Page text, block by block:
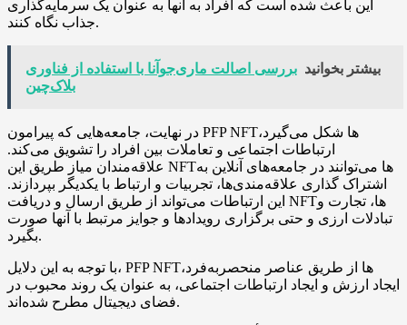
این باعث شده است که افراد به آنها به عنوان یک سرمایه‌گذاری
جذاب نگاه کنند.
بیشتر بخوانید بررسی اصالت ماری‌جوآنا با استفاده از فناوری
بلاک‌چین
در نهایت، جامعه‌هایی که پیرامون PFP NFTها شکل می‌گیرد،
ارتباطات اجتماعی و تعاملات بین افراد را تشویق می‌کند.
علاقه‌مندان میاز طریق این NFTها می‌توانند در جامعه‌های آنلاین به
اشتراک گذاری علاقه‌مندی‌ها، تجربیات و ارتباط با یکدیگر بپردازند.
این ارتباطات می‌تواند از طریق ارسال و دریافت NFTها، تجارت و
تبادلات ارزی و حتی برگزاری رویدادها و جوایز مرتبط با آنها صورت
بگیرد.
با توجه به این دلایل، PFP NFTها از طریق عناصر منحصربه‌فرد،
ایجاد ارزش و ایجاد ارتباطات اجتماعی، به عنوان یک روند محبوب در
فضای دیجیتال مطرح شده‌اند.